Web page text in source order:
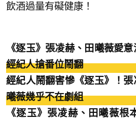
飲酒過量有礙健康！
《逐玉》張凌赫、田曦薇愛
經紀人搶番位鬧翻
經紀人鬧翻害慘《逐玉》！
曦薇幾乎不在劇組
《逐玉》張凌赫、田曦薇根